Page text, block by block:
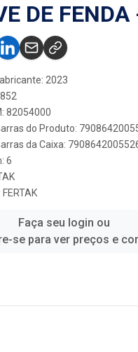
DE
2023
82054000
do Produto:
da Caixa:
6
FERTAK
Faça seu login ou
se para ver preços e